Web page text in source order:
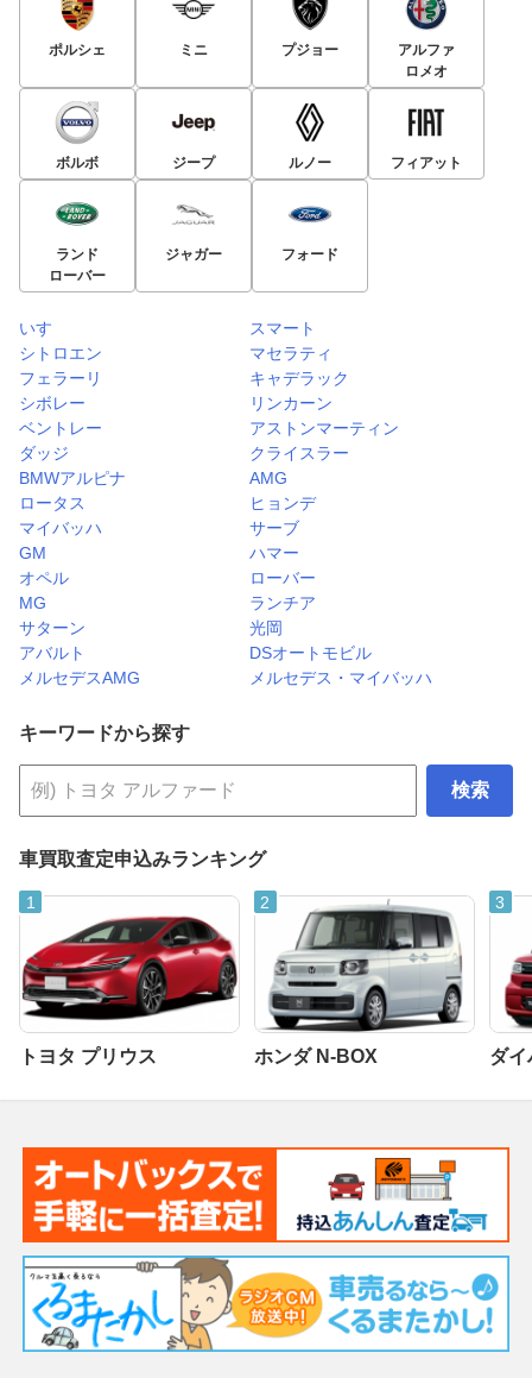
ポルシェ ミニ プジョー
アルファ
ロメオ
ボルボ ジープ ルノー フィアット
ランド
ローバー
ジャガー フォード
いすゞ
スマート
シトロエン
マセラティ
フェラーリ
キャデラック
シボレー
リンカーン
ベントレー
アストンマーティン
ダッジ
クライスラー
BMWアルピナ
AMG
ロータス
ヒョンデ
マイバッハ
サーブ
GM
ハマー
オペル
ローバー
MG
ランチア
サターン
光岡
アバルト
DSオートモビル
メルセデスAMG
メルセデス・マイバッハ
キーワードから探す
検索
車買取査定申込みランキング
トヨタ プリウス ホンダ N-BOX ダイ